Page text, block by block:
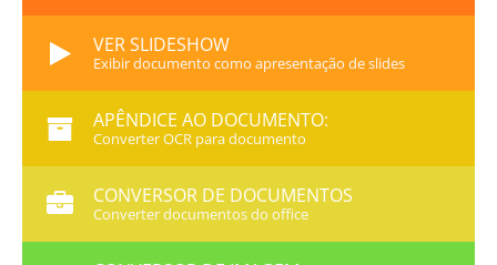
VER SLIDESHOW
Exibir documento como apresentação de slides
APÊNDICE AO DOCUMENTO:
Converter OCR para documento
CONVERSOR DE DOCUMENTOS
Converter documentos do office